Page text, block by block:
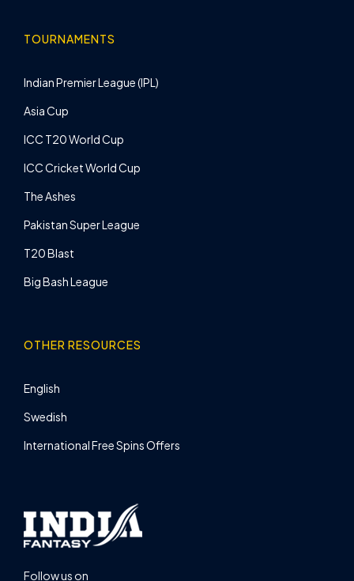
TOURNAMENTS
Indian Premier League (IPL)
Asia Cup
ICC T20 World Cup
ICC Cricket World Cup
The Ashes
Pakistan Super League
T20 Blast
Big Bash League
OTHER RESOURCES
English
Swedish
International Free Spins Offers
Follow us on